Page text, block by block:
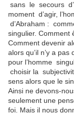
sans le secours
moment d’agir,
d’Abraham :
singulier. Comment
Comment devenir
alors qu’il n’y a pas
pour l’homme
choisir la
sens alors que le
Ainsi ne devons-
seulement une
foi. Mais il nous